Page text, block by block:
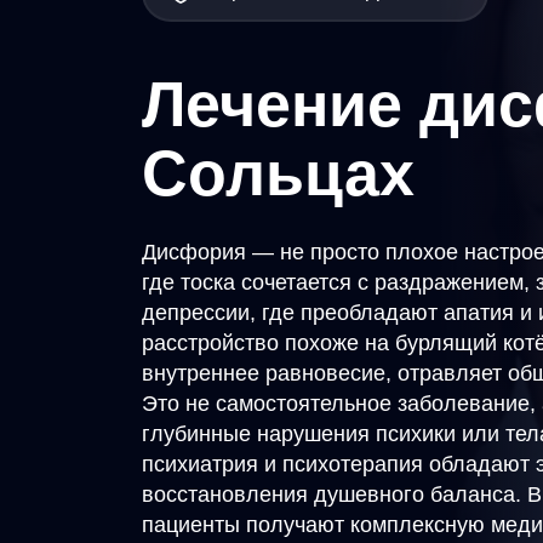
Лечение
Сольцах
Дисфория — не просто плохое
где тоска сочетается с
депрессии, где преобладают апатия
расстройство похоже на бурлящий
внутреннее равновесие, отравляет
Это не самостоятельное
глубинные нарушения психики или
психиатрия и психотерапия
восстановления душевного баланса.
пациенты получают комплексную